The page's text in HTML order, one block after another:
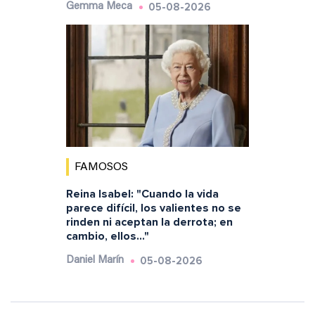
Gemma Meca 05-08-2026
FAMOSOS
Reina Isabel: "Cuando la vida
parece difícil, los valientes no se
rinden ni aceptan la derrota; en
cambio, ellos..."
Daniel Marín 05-08-2026